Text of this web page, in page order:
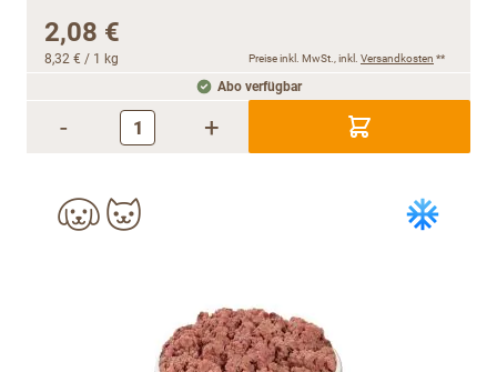
2,08 €
8,32 € / 1 kg Preise inkl. MwSt., inkl. Versandkosten **
Abo verfügbar
- +